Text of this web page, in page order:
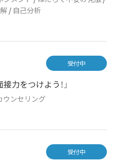
/ 自己分析
力をつけよう！」
ウンセリング
受付中
受付中